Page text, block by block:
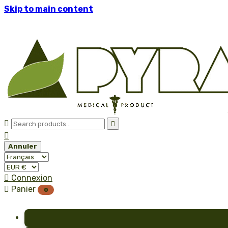
Skip to main content
 

Annuler
 Connexion
 Panier 0